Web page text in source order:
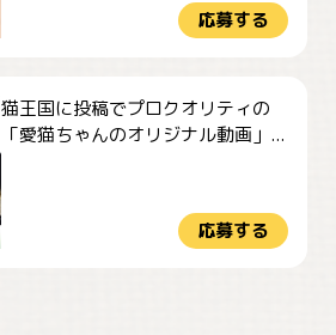
応募する
猫王国に投稿でプロクオリティの
「愛猫ちゃんのオリジナル動画」...
応募する